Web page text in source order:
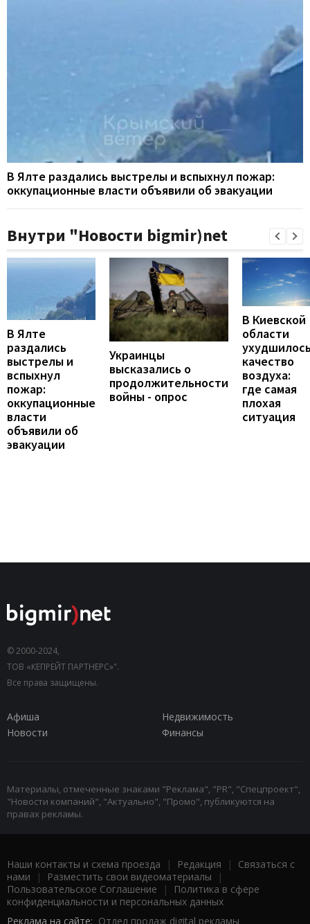
В Ялте раздались выстрелы и вспыхнул пожар:
оккупационные власти объявили об эвакуации
Внутри "Новости bigmir)net
В Ялте
раздались
выстрелы и
вспыхнул
пожар:
оккупационные
власти
объявили об
эвакуации
Украинцы
высказались о
продолжительности
войны - опрос
В Киевской
области
качество
воздуха:
где самая
плохая
ситуация
© 2000-2024,
ТОВ «КЕПРЕЙТ ПАРТНЕРС»".
Все права защищены.
Афиша
Недвижимость
Новости
Финансы
Материалы, отмеченные знаками "Реклама", "PR", "Спецпроект",
"Новости компаний", "Актуально", "Промо", публикуются на
правах рекламы.
Наши контакты и схема проезда | Редакция | Связаться с
нами | Разместить свои видеоматериалы |
Пользовательское Соглашение |
Политика в сфере
конфиденциальности и персональных данных
Реклама на сайте: Отдел продаж digital рекламы